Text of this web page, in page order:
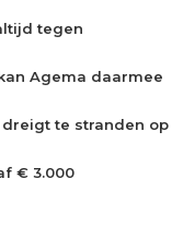
tegen
Agema daarmee
te stranden op
€ 3.000